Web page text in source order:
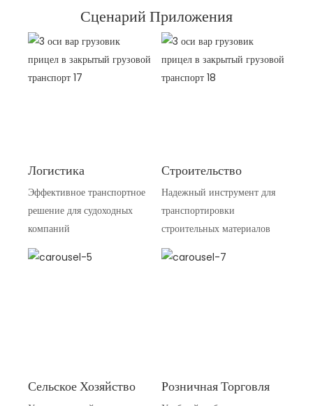
Сценарий Приложения
Логистика
Эффективное транспортное
решение для судоходных
компаний
Строительство
Надежный инструмент для
транспортировки
строительных материалов
Сельское Хозяйство Розничная Торговля